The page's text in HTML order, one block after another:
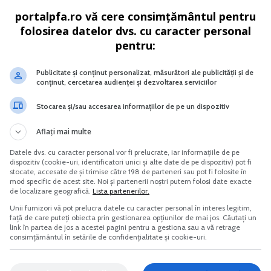
social Noi reglementari
contabile si juridice
Vreau acest produs →
Cresterea prepelitelor japoneze
de a organiza gratuit workshop-uri pe tema
gen, fiind planificat pe 29 martie, in Constanta.
care a semnat acordul de garantare COSME cu
de 50% garantii oferite de COSME cu comison
COSME, peste 1600 de companii vor putea beneficia de
portalpfa.ro vă cere consimțământul pentru
folosirea datelor dvs. cu caracter personal
pentru:
Publicitate și conținut personalizat, măsurători ale publicității și de
conținut, cercetarea audienței și dezvoltarea serviciilor
Stocarea și/sau accesarea informațiilor de pe un dispozitiv
Aflați mai multe
Datele dvs. cu caracter personal vor fi prelucrate, iar informațiile de pe
dispozitiv (cookie-uri, identificatori unici și alte date de pe dispozitiv) pot fi
stocate, accesate de și trimise către 198 de parteneri sau pot fi folosite în
mod specific de acest site. Noi și partenerii noștri putem folosi date exacte
de localizare geografică. Lista partenerilor.
Unii furnizori vă pot prelucra datele cu caracter personal în interes legitim,
față de care puteți obiecta prin gestionarea opțiunilor de mai jos. Căutați un
link în partea de jos a acestei pagini pentru a gestiona sau a vă retrage
consimțământul în setările de confidențialitate și cookie-uri.